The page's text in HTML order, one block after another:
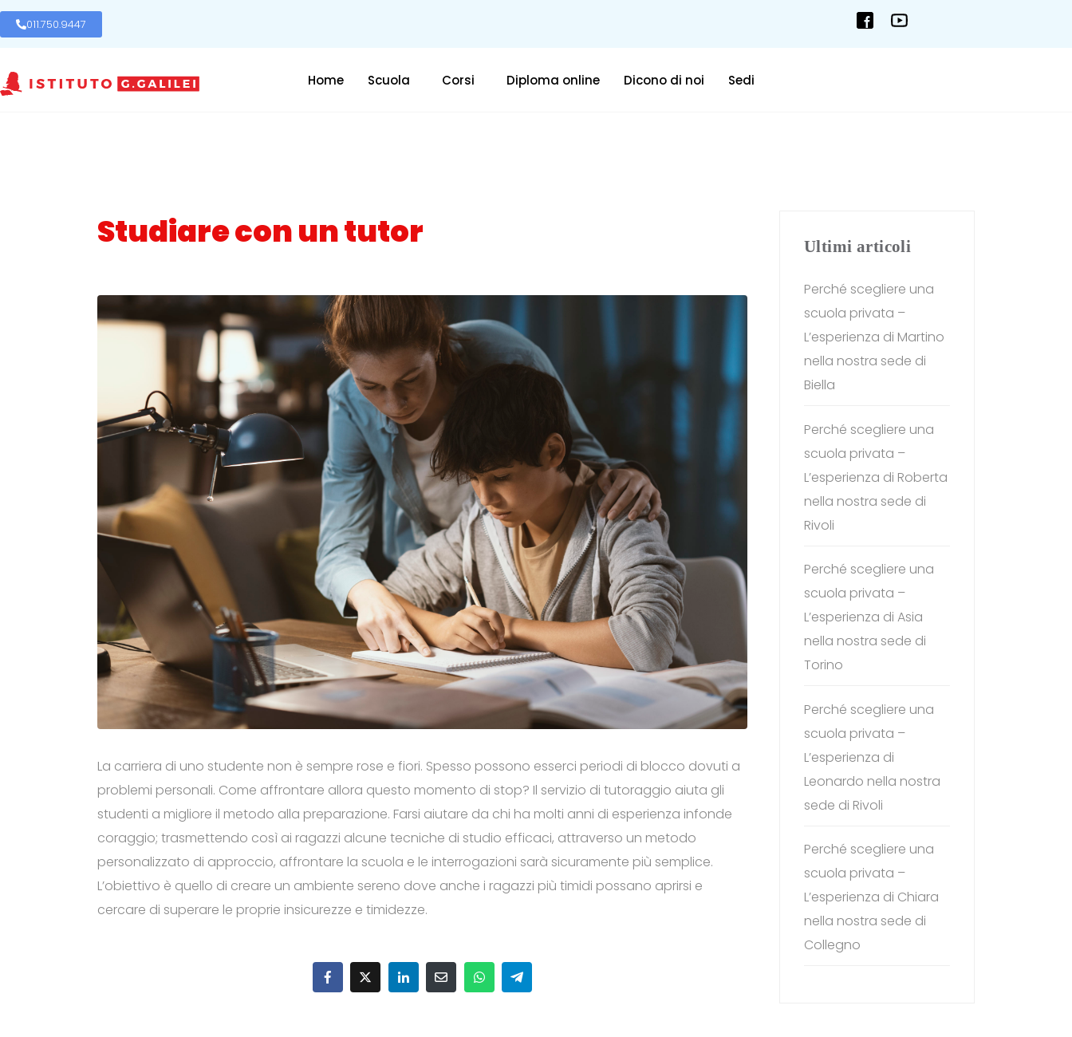
011.750.9447
Home Scuola Corsi Diploma online Dicono di noi Sedi
Studiare con un tutor
La carriera di uno studente non è sempre rose e fiori. Spesso possono esserci periodi di blocco dovuti a
problemi personali. Come affrontare allora questo momento di stop? Il servizio di tutoraggio aiuta gli
studenti a migliore il metodo alla preparazione. Farsi aiutare da chi ha molti anni di esperienza infonde
coraggio; trasmettendo così ai ragazzi alcune tecniche di studio efficaci, attraverso un metodo
personalizzato di approccio, affrontare la scuola e le interrogazioni sarà sicuramente più semplice.
L’obiettivo è quello di creare un ambiente sereno dove anche i ragazzi più timidi possano aprirsi e
cercare di superare le proprie insicurezze e timidezze.
Ultimi articoli
Perché scegliere una
scuola privata –
L’esperienza di Martino
nella nostra sede di
Biella
Perché scegliere una
scuola privata –
L’esperienza di Roberta
nella nostra sede di
Rivoli
Perché scegliere una
scuola privata –
L’esperienza di Asia
nella nostra sede di
Torino
Perché scegliere una
scuola privata –
L’esperienza di
Leonardo nella nostra
sede di Rivoli
Perché scegliere una
scuola privata –
L’esperienza di Chiara
nella nostra sede di
Collegno